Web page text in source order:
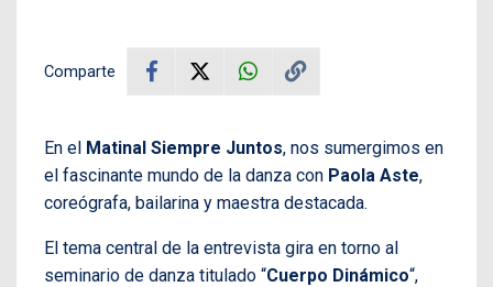
Comparte
En el Matinal Siempre Juntos, nos sumergimos en
el fascinante mundo de la danza con Paola Aste,
coreógrafa, bailarina y maestra destacada.
El tema central de la entrevista gira en torno al
seminario de danza titulado “Cuerpo Dinámico“,